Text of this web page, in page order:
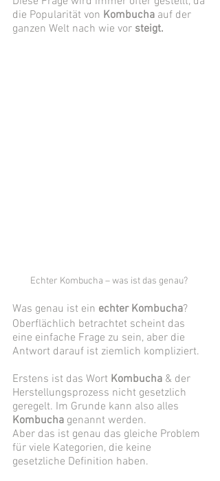
die Popularität von Kombucha auf der
ganzen Welt nach wie vor steigt.
Echter Kombucha – was ist das genau?
Was genau ist ein echter Kombucha?
Oberflächlich betrachtet scheint das
eine einfache Frage zu sein, aber die
Antwort darauf ist ziemlich kompliziert.
Erstens ist das Wort Kombucha & der
Herstellungsprozess nicht gesetzlich
geregelt. Im Grunde kann also alles
Kombucha genannt werden.
Aber das ist genau das gleiche Problem
für viele Kategorien, die keine
gesetzliche Definition haben.